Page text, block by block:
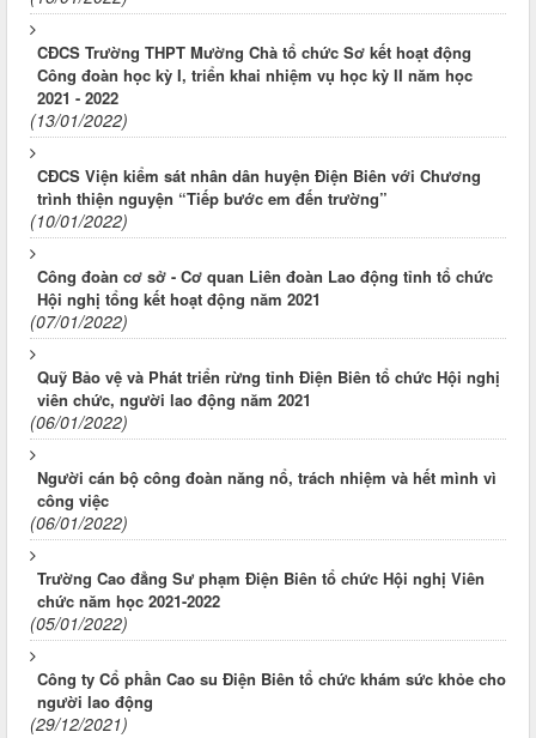
CĐCS Trường THPT Mường Chà tổ chức Sơ kết hoạt động
Công đoàn học kỳ I, triển khai nhiệm vụ học kỳ II năm học
2021 - 2022
(13/01/2022)
CĐCS Viện kiểm sát nhân dân huyện Điện Biên với Chương
trình thiện nguyện “Tiếp bước em đến trường”
(10/01/2022)
Công đoàn cơ sở - Cơ quan Liên đoàn Lao động tỉnh tổ chức
Hội nghị tổng kết hoạt động năm 2021
(07/01/2022)
Quỹ Bảo vệ và Phát triển rừng tỉnh Điện Biên tổ chức Hội nghị
viên chức, người lao động năm 2021
(06/01/2022)
Người cán bộ công đoàn năng nổ, trách nhiệm và hết mình vì
công việc
(06/01/2022)
Trường Cao đẳng Sư phạm Điện Biên tổ chức Hội nghị Viên
chức năm học 2021-2022
(05/01/2022)
Công ty Cổ phần Cao su Điện Biên tổ chức khám sức khỏe cho
người lao động
(29/12/2021)